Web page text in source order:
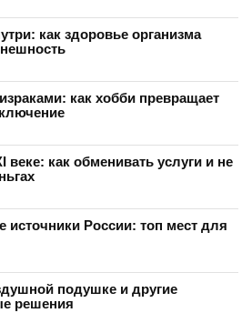
как здоровье организма
как хобби превращает
веке: как обменивать услуги и не
источники России: топ мест для
подушке и другие
решения